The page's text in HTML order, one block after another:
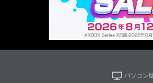
パソコン